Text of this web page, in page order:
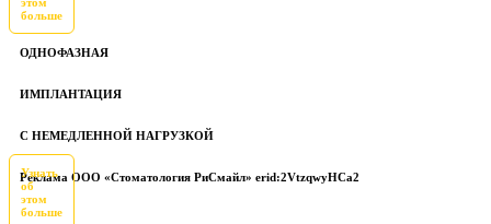
больше
ОДНОФАЗНАЯ
ИМПЛАНТАЦИЯ
С НЕМЕДЛЕННОЙ НАГРУЗКОЙ
Реклама ООО «Стоматология РиСмайл» erid:2VtzqwyHCa2
Узнать
об
этом
больше